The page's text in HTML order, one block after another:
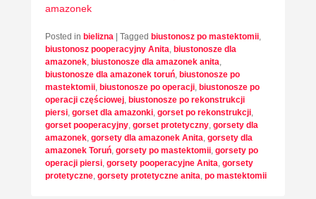
amazonek
Posted in bielizna Tagged biustonosz po mastektomii,
biustonosz pooperacyjny Anita, biustonosze dla
amazonek, biustonosze dla amazonek anita,
biustonosze dla amazonek toruń, biustonosze po
mastektomii, biustonosze po operacji, biustonosze po
operacji częściowej, biustonosze po rekonstrukcji
piersi, gorset dla amazonki, gorset po rekonstrukcji,
gorset pooperacyjny, gorset protetyczny, gorsety dla
amazonek, gorsety dla amazonek Anita, gorsety dla
amazonek Toruń, gorsety po mastektomii, gorsety po
operacji piersi, gorsety pooperacyjne Anita, gorsety
protetyczne, gorsety protetyczne anita, po mastektomii